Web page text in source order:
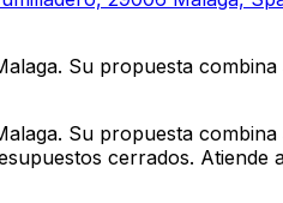
Su propuesta
Su propuesta
cerrados.